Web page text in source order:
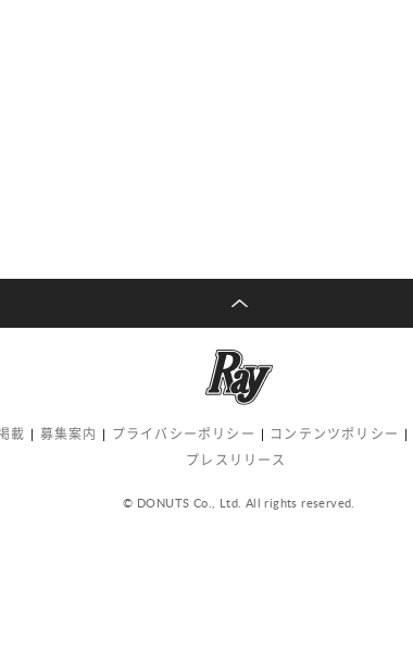
載 募集案内 プライバシーポリシー コンテンツポリシー
プレスリリース
© DONUTS Co., Ltd. All rights reserved.